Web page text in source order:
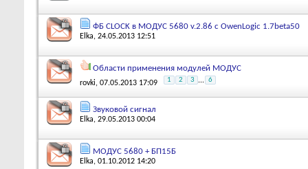
ФБ CLOCK в МОДУС 5680 v.2.86 с OwenLogic 1.7beta50
Elka, 24.05.2013 12:51
Области применения модулей МОДУС
rovki, 07.05.2013 17:09 1 2 3 ... 6
Звуковой сигнал
Elka, 29.05.2013 00:04
МОДУС 5680 + БП15Б
Elka, 01.10.2012 14:20